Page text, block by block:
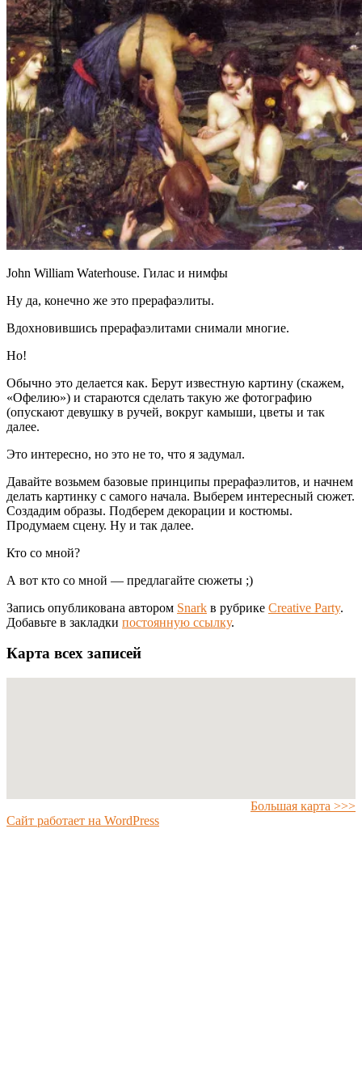
John William Waterhouse. Гилас и нимфы
Ну да, конечно же это прерафаэлиты.
Вдохновившись прерафаэлитами снимали многие.
Но!
Обычно это делается как. Берут известную картину (скажем,
«Офелию») и стараются сделать такую же фотографию
(опускают девушку в ручей, вокруг камыши, цветы и так
далее.
Это интересно, но это не то, что я задумал.
Давайте возьмем базовые принципы прерафаэлитов, и начнем
делать картинку с самого начала. Выберем интересный сюжет.
Создадим образы. Подберем декорации и костюмы.
Продумаем сцену. Ну и так далее.
Кто со мной?
А вот кто со мной — предлагайте сюжеты ;)
Запись опубликована автором Snark в рубрике Creative Party.
Добавьте в закладки постоянную ссылку.
Карта всех записей
Большая карта >>>
Сайт работает на WordPress